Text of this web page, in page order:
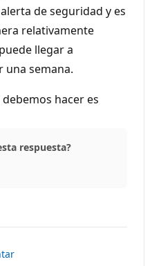
de seguridad y es
relativamente
llegar a
una semana.
hacer es
respuesta?